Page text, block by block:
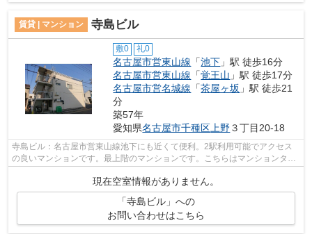
賃貸 | マンション 寺島ビル
敷0 礼0
名古屋市営東山線 「池下 」駅 徒歩16分
名古屋市営東山線 「覚王山 」駅 徒歩17分
名古屋市営名城線 「茶屋ヶ坂 」駅 徒歩21
分
築57年
愛知県名古屋市千種区 上野３丁目20-18
寺島ビル：名古屋市営東山線池下にも近くて便利。2駅利用可能でアクセス
の良いマンションです。最上階のマンションです。こちらはマンションタイ
プになります。物件をお探しの方はこち...
現在空室情報がありません。
「寺島ビル」への
お問い合わせはこちら